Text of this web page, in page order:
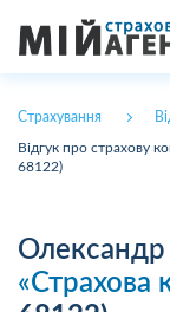
Страхування
Відгук про страхову
68122)
Олександр
«Страхова